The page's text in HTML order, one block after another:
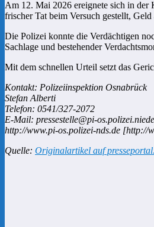
Am 12. Mai 2026 ereignete sich in der
frischer Tat beim Versuch gestellt,
Die Polizei konnte die Verdächtigen
Sachlage und bestehender
Mit dem schnellen Urteil setzt das
Kontakt: Polizeiinspektion Osnabrück
Stefan Alberti
Telefon: 0541/327-2072
E-Mail: pressestelle@pi-
http://www.pi-os.polizei-nds.de [http://
Quelle: Originalartikel auf